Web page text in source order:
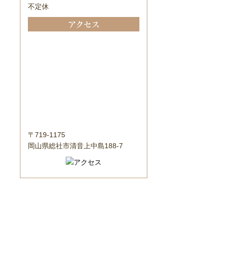
不定休
アクセス
〒719-1175
岡山県総社市清音上中島188-7